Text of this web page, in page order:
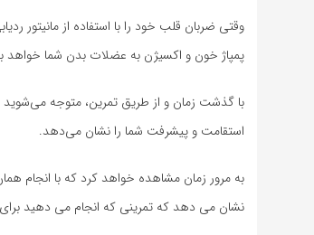
وقتی ضربان قلب خود را با استفاده از مانیتور
پمپاژ خون و اکسیژن به عضلات بدن شما خواهد
با گذشت زمان و از طریق تمرین، متوجه
استقامت و پیشرفت شما را نشان می‌دهد.
به مرور زمان مشاهده خواهد کرد که با انجام
نشان می دهد که تمرینی که انجام می دهید